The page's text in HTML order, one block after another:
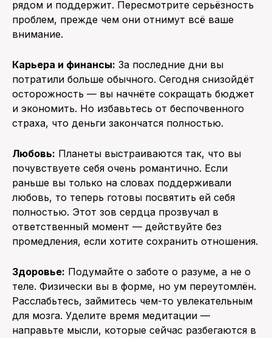
рядом и поддержит. Пересмотрите серьёзность
проблем, прежде чем они отнимут всё ваше
внимание.
Карьера и финансы: За последние дни вы
потратили больше обычного. Сегодня снизойдёт
осторожность — вы начнёте сокращать бюджет
и экономить. Но избавьтесь от беспочвенного
страха, что деньги закончатся полностью.
Любовь: Планеты выстраиваются так, что вы
почувствуете себя очень романтично. Если
раньше вы только на словах поддерживали
любовь, то теперь готовы посвятить ей себя
полностью. Этот зов сердца прозвучал в
ответственный момент — действуйте без
промедления, если хотите сохранить отношения.
Здоровье: Подумайте о заботе о разуме, а не о
теле. Физически вы в форме, но ум переутомлён.
Расслабьтесь, займитесь чем-то увлекательным
для мозга. Уделите время медитации —
направьте мысли, которые сейчас разбегаются в